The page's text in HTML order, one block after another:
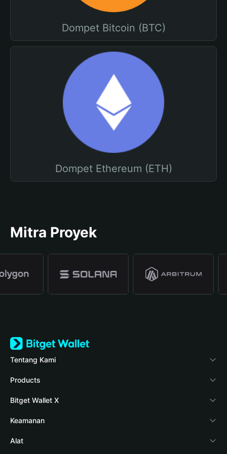
Dompet Bitcoin (BTC)
Dompet Ethereum (ETH)
Mitra Proyek
Tentang Kami
Bitget Wallet
Blog
Verifikasi keaslian
Berita kripto
Products
Crypto Card
Stablecoin Earn
Payfi Crypto
Bitget Wallet X
Pengembang
Hubungkan dompet
Keamanan
Dana perlindungan
Alat